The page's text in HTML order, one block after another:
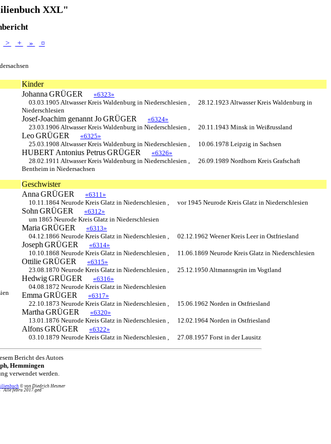
XXL"
> + » ¤
Kinder
Johanna GRÜGER
«6323»
03.03.1905 Altwasser Kreis Waldenburg in Niederschlesien ,
28.12.1923 Altwasser Kreis Waldenburg in
Niederschlesien
Josef-Joachim genannt JoGRÜGER
«6324»
23.03.1906 Altwasser Kreis Waldenburg in Niederschlesien ,
20.11.1943 Minsk in Weißrussland
LeoGRÜGER
«6325»
25.03.1908 Altwasser Kreis Waldenburg in Niederschlesien ,
10.06.1978 Leipzig in Sachsen
HUBERT Antonius PetrusGRÜGER
«6326»
28.02.1911 Altwasser Kreis Waldenburg in Niederschlesien ,
26.09.1989 Nordhorn Kreis Grafschaft
Bentheim in Niedersachsen
Geschwister
Anna GRÜGER
«6311»
10.11.1864 Neurode Kreis Glatz in Niederschlesien ,
vor 1945 Neurode Kreis Glatz in Niederschlesien
Sohn GRÜGER
«6312»
um 1865 Neurode Kreis Glatz in Niederschlesien
Maria GRÜGER
«6313»
04.12.1866 Neurode Kreis Glatz in Niederschlesien ,
02.12.1962 Weener Kreis Leer in Ostfriesland
Joseph GRÜGER
«6314»
10.10.1868 Neurode Kreis Glatz in Niederschlesien ,
11.06.1869 Neurode Kreis Glatz in Niederschlesien
OttilieGRÜGER
«6315»
23.08.1870 Neurode Kreis Glatz in Niederschlesien ,
25.12.1950 Altmannsgrün im Vogtland
HedwigGRÜGER
«6316»
04.08.1872 Neurode Kreis Glatz in Niederschlesien
Emma GRÜGER
«6317»
22.10.1873 Neurode Kreis Glatz in Niederschlesien ,
15.06.1962 Norden in Ostfriesland
Martha GRÜGER
«6320»
13.01.1876 Neurode Kreis Glatz in Niederschlesien ,
12.02.1964 Norden in Ostfriesland
AlfonsGRÜGER
«6322»
03.10.1879 Neurode Kreis Glatz in Niederschlesien ,
27.08.1957 Forst in der Lausitz
Bericht des Autors
Hemmingen
verwendet werden.
© von Diedrich Hesmer
"Alle febru 2017.ged"